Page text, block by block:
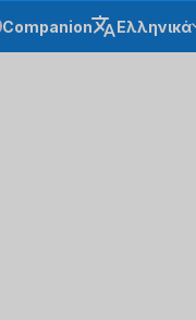
Companion Ελληνικά